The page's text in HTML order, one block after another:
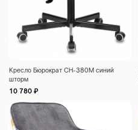
Кресло Бюрократ CH-380M синий
шторм
10 780 ₽